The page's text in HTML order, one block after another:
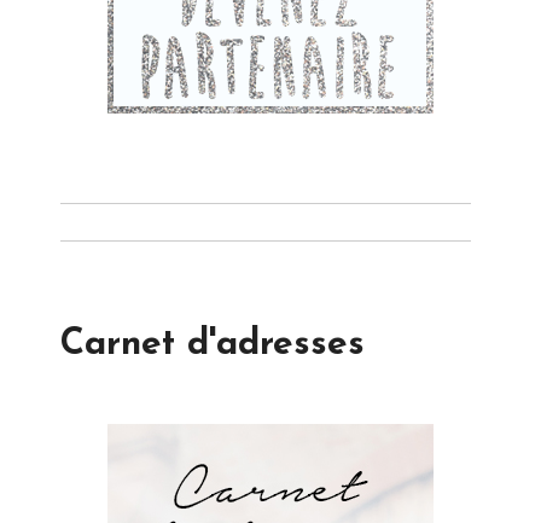
Carnet d'adresses